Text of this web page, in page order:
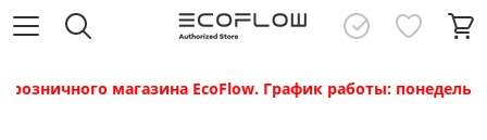
магазина EcoFlow. График работы: понедельник —